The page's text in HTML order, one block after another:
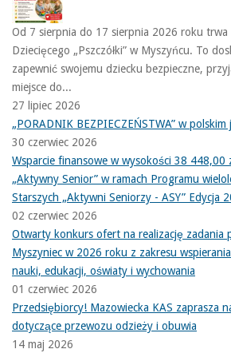
Od 7 sierpnia do 17 sierpnia 2026 roku
Dziecięcego „Pszczółki” w Myszyńcu. To
zapewnić swojemu dziecku bezpieczne,
miejsce do...
27 lipiec 2026
„PORADNIK BEZPIECZEŃSTWA” w
30 czerwiec 2026
Wsparcie finansowe w wysokości 38 448,00
„Aktywny Senior” w ramach Programu
Starszych „Aktywni Seniorzy - ASY” Edycja
02 czerwiec 2026
Otwarty konkurs ofert na realizację zadania
Myszyniec w 2026 roku z zakresu
nauki, edukacji, oświaty i wychowania
01 czerwiec 2026
Przedsiębiorcy! Mazowiecka KAS zaprasza
dotyczące przewozu odzieży i obuwia
14 maj 2026